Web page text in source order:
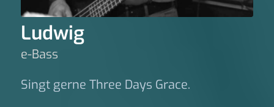
Ludwig
e-Bass
Singt gerne Three Days Grace.